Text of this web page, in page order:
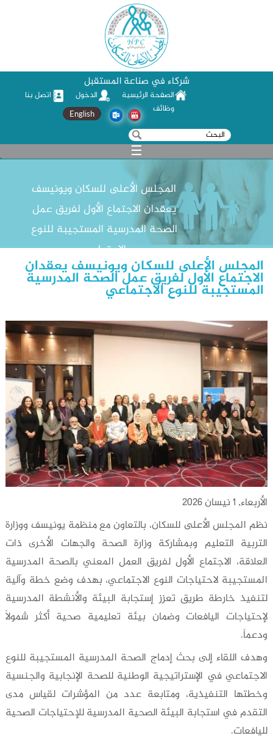
شركاء في صناعة المستقبل
الصفحة الرئيسية الدخول
اتصل بنا
وظائف
استمارة البحث
‏بحث ‏
English
☰
المجلس الأعلى للسكان ويونيسف
يعقدان الاجتماع الأول لفريق عمل
الصحة المدرسية المستجيبة للنوع
الاجتماعي
المجلس الأعلى للسكان ويونيسف يعقدان
الاجتماع الأول لفريق عمل الصحة المدرسية
المستجيبة للنوع الاجتماعي
الأربعاء, 1 نيسان 2026
نظم المجلس الأعلى للسكان، بالتعاون مع منظمة يونيسف ووزارة
التربية التعليم وبمشاركة وزارة الصحة والجهات الأخرى ذات
العلاقة، الاجتماع الأول لفريق العمل المعني بالصحة المدرسية
المستجيبة لاحتياجات النوع الاجتماعي، بهدف وضع خطة وآلية
لتنفيذ خارطة طريق تعزز إستجابة البيئة والأنشطة المدرسية
لإحتياجات اليافعات وضمان بيئة تعليمية صحية أكثر شمولاً
ودعماً.
وهدف اللقاء إلى بحث إدماج الصحة المدرسية المستجيبة للنوع
الاجتماعي في الإستراتيجية الوطنية للصحة الإنجابية والجنسية
وخطتها التنفيذية، ومتابعة عدد من المؤشرات لقياس مدى
التقدم في استجابة البيئة الصحية المدرسية للإحتياجات الصحية
لليافعات.